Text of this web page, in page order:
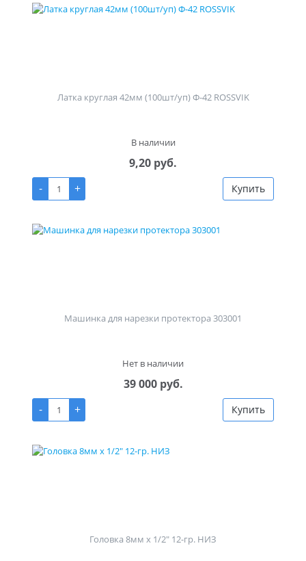
Латка круглая 42мм (100шт/уп) Ф-42 ROSSVIK
В наличии
9,20 руб.
-
+ Купить
Машинка для нарезки протектора 303001
Нет в наличии
39 000 руб.
-
+ Купить
Головка 8мм х 1/2" 12-гр. НИЗ